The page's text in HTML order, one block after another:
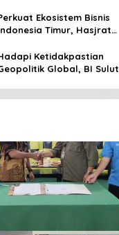
Mitra Utama, Jangkau
Kepulauan
Ekosistem Bisnis
Timur, Hasjrat
ke-9 di Manado
Ketidakpastian
Global, BI Sulut